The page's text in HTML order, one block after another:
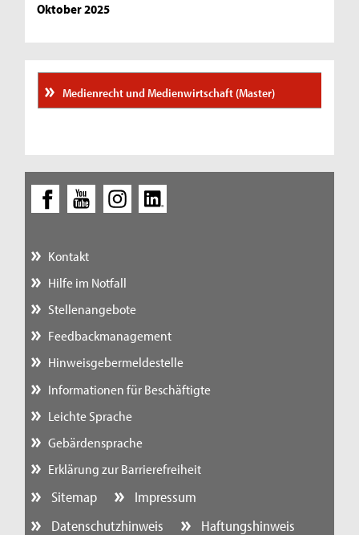
Oktober 2025
Medienrecht und Medienwirtschaft (Master)
Kontakt
Hilfe im Notfall
Stellenangebote
Feedbackmanagement
Hinweisgebermeldestelle
Informationen für Beschäftigte
Leichte Sprache
Gebärdensprache
Erklärung zur Barrierefreiheit
Sitemap
Impressum
Datenschutzhinweis
Haftungshinweis